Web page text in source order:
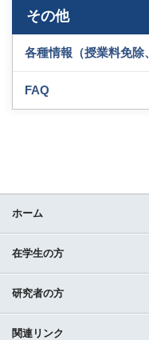
その他
各種情報（授業料免除
FAQ
ホーム
在学生の方
研究者の方
関連リンク